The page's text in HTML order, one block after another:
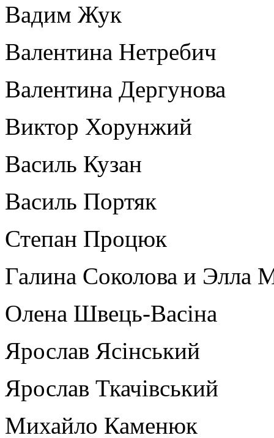
Вадим Жук
Валентина Нетребич
Валентина Дергунова
Виктор Хорунжий
Василь Кузан
Василь Портяк
Степан Процюк
Галина Соколова и Элла
Олена Швець-Васіна
Ярослав Ясінський
Ярослав Ткачівський
Михайло Каменюк